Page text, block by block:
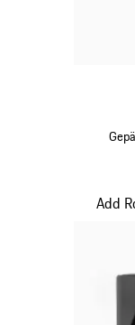
Add
Slide 18 von 20